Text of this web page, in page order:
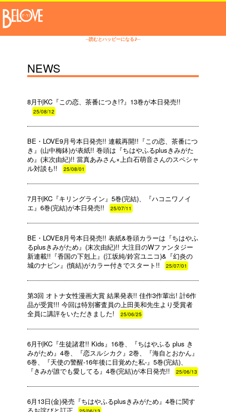
─読むとハッピーになる♪─
NEWS
8月刊KC『この恋、茶番につき!?』13巻が本日発売!!
25/08/12
BE・LOVE9月号本日発売!! 連載再開!!『この恋、茶番につ
き』(山中梅鉢)が表紙!! 巻頭は『ちはやふるplusきみがた
め』(末次由紀)!! 當真あみさん×上白石萌音さんのスペシャ
ル対談も!!
25/08/01
7月刊KC『キリングライン』5巻(完結)、『ハコニワノイ
エ』6巻(完結)が本日発売!!
25/07/11
BE・LOVE8月号本日発売!! 表紙&巻頭カラーは『ちはやふ
るplusきみがため』(末次由紀)!! 大注目のWファンタジー
新連載!!『香国の下剋上』(江坂純/鈴宮ユニコ)&『幻炎の
城のナビン』(慎結)がカラー付きでスタート!!
25/07/01
第3回 オトナ女性漫画大賞 結果発表!! 佳作3作輩出! 計6作
品が受賞!!! 今回は特別審査員の上田美和先生より受賞者
全員に講評をいただきました!
25/06/25
6月刊KC『生徒諸君!! Kids』16巻、『ちはやふる plus き
みがため』4巻、『恋スルシカク』2巻、『海自とおかん』
6巻、『天使の警醒-16年後に目覚めた私-』5巻(完結)、
『きみが誰でも愛してる』4巻(完結)が本日発売!!
25/06/13
6月13日(金)発売『ちはやふるplusきみがため』4巻に関す